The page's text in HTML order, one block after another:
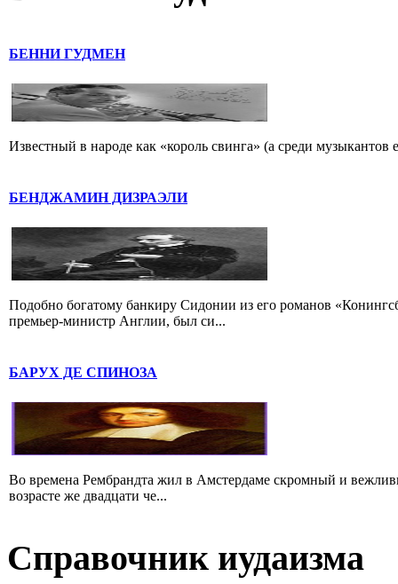
БЕННИ ГУДМЕН
Известный в народе как «король свинга» (а среди
БЕНДЖАМИН ДИЗРАЭЛИ
Подобно богатому банкиру Сидонии из его романов
премьер-министр Англии, был си...
БАРУХ ДЕ СПИНОЗА
Во времена Рембрандта жил в Амстердаме скромный и
возрасте же двадцати че...
Справочник иудаизма